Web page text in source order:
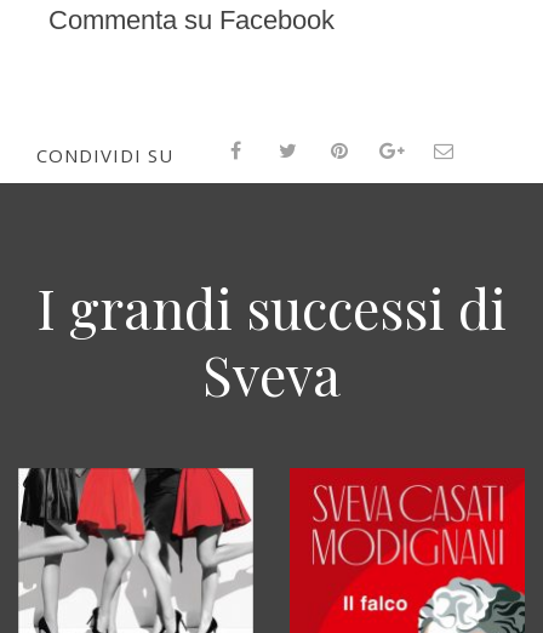
Commenta su Facebook
CONDIVIDI SU
I grandi successi di
Sveva